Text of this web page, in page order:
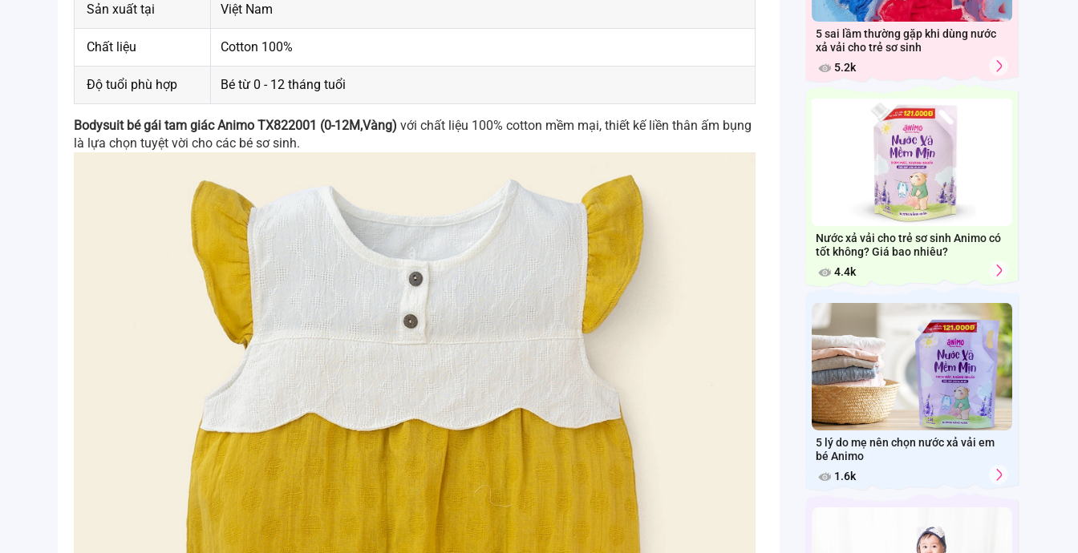
Sản xuất tại Việt Nam
Chất liệu Cotton 100%
Độ tuổi phù hợp Bé từ 0 - 12 tháng tuổi
Bodysuit bé gái tam giác Animo TX822001 (0-12M,Vàng) với chất liệu 100% cotton mềm mại, thiết kế liền thân ấm bụng
là lựa chọn tuyệt vời cho các bé sơ sinh.
5 sai lầm thường gặp khi dùng nước
xả vải cho trẻ sơ sinh
5.2k
Nước xả vải cho trẻ sơ sinh Animo có
tốt không? Giá bao nhiêu?
4.4k
5 lý do mẹ nên chọn nước xả vải em
bé Animo
1.6k